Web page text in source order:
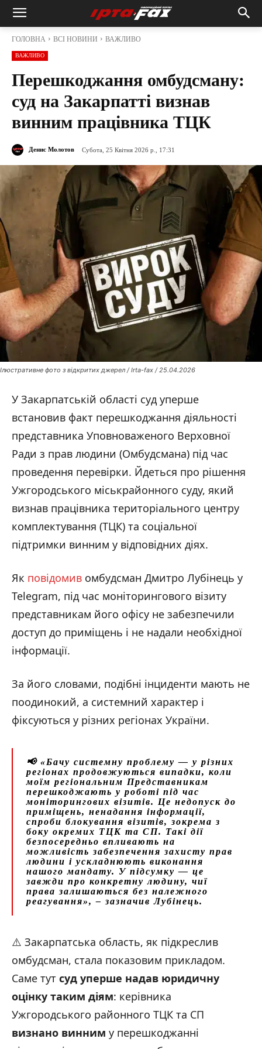
ГОЛОВНА ВСІ НОВИНИ ВАЖЛИВО
ВАЖЛИВО
Перешкоджання омбудсману:
суд на Закарпатті визнав
винним працівника ТЦК
Денис Молотов Субота, 25 Квітня 2026 р., 17:31
Ілюстративне фото з відкритих джерел / Irta-fax / 25.04.2026
У Закарпатській області суд уперше
встановив факт перешкоджання діяльності
представника Уповноваженого Верховної
Ради з прав людини (Омбудсмана) під час
проведення перевірки. Йдеться про рішення
Ужгородського міськрайонного суду, який
визнав працівника територіального центру
комплектування (ТЦК) та соціальної
підтримки винним у відповідних діях.
Як повідомив омбудсман Дмитро Лубінець у
Telegram, під час моніторингового візиту
представникам його офісу не забезпечили
доступ до приміщень і не надали необхідної
інформації.
За його словами, подібні інциденти мають не
поодинокий, а системний характер і
фіксуються у різних регіонах України.
📢 «Бачу системну проблему — у різних
регіонах продовжуються випадки, коли
моїм регіональним Представникам
перешкоджають у роботі під час
моніторингових візитів. Це недопуск до
приміщень, ненадання інформації,
спроби блокування візитів, зокрема з
боку окремих ТЦК та СП. Такі дії
безпосередньо впливають на
можливість забезпечення захисту прав
людини і ускладнюють виконання
нашого мандату. У підсумку — це
завжди про конкретну людину, чиї
права залишаються без належного
реагування», – зазначив Лубінець.
⚠️ Закарпатська область, як підкреслив
омбудсман, стала показовим прикладом.
Саме тут суд уперше надав юридичну
оцінку таким діям: керівника
Ужгородського районного ТЦК та СП
визнано винним у перешкоджанні